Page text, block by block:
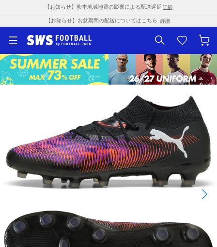
【お知らせ】熊本地域地震の影響による配送遅延 詳細
【お知らせ】お盆期間の配送についてはこちら 詳細